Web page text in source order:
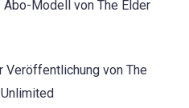
Modell von The Elder
von The